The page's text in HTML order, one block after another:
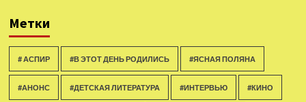
Метки
# АСПИР #В ЭТОТ ДЕНЬ РОДИЛИСЬ #ЯСНАЯ ПОЛЯНА
#АНОНС #ДЕТСКАЯ ЛИТЕРАТУРА #ИНТЕРВЬЮ #КИНО